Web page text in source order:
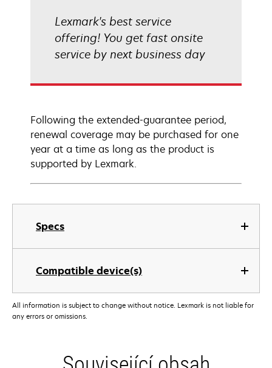
Specs
Compatible device(s)
Lexmark's best service
offering! You get fast onsite
service by next business day
Following the extended-guarantee period,
renewal coverage may be purchased for one
year at a time as long as the product is
supported by Lexmark.
All information is subject to change without notice. Lexmark is not liable for
any errors or omissions.